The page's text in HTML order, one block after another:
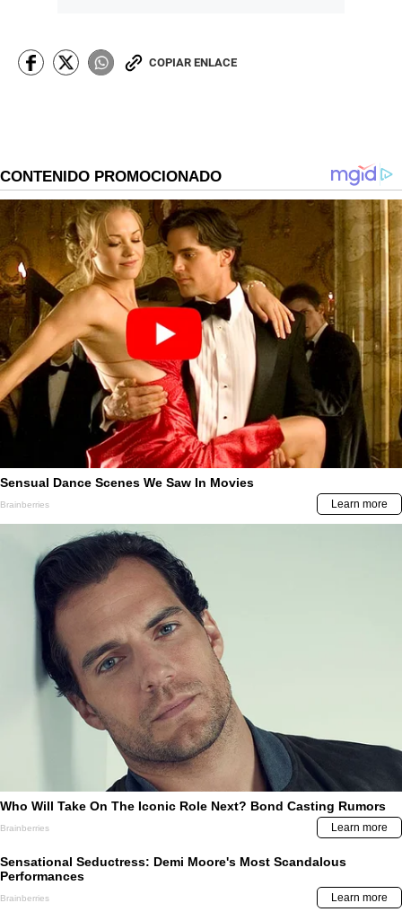
COPIAR ENLACE